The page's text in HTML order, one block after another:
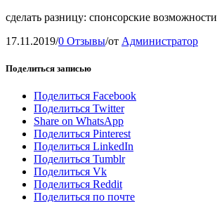
сделать разницу: спонсорские возможности
17.11.2019/0 Отзывы/от Администратор
Поделиться записью
Поделиться Facebook
Поделиться Twitter
Share on WhatsApp
Поделиться Pinterest
Поделиться LinkedIn
Поделиться Tumblr
Поделиться Vk
Поделиться Reddit
Поделиться по почте